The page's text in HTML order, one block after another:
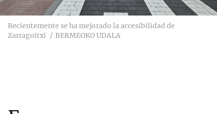
Recientemente se ha mejorado la accesibilidad de
Zarragoitxi
BERMEOKO UDALA